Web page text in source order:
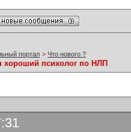
портал > Что нового ?
хороший психолог по НЛП